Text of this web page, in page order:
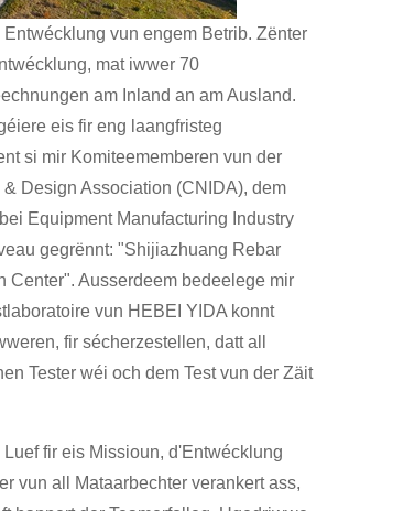
vun engem Betrib. Zënter
mat iwwer 70
am Inland an am Ausland.
eis fir eng laangfristeg
si mir Komiteememberen vun der
Design Association (CNIDA), dem
Equipment Manufacturing Industry
gegrënnt: "Shijiazhuang Rebar
Center". Ausserdeem bedeelege mir
vun HEBEI YIDA konnt
fir sécherzestellen, datt all
Tester wéi och dem Test vun der Zäit
fir eis Missioun, d'Entwécklung
vun all Mataarbechter verankert ass,